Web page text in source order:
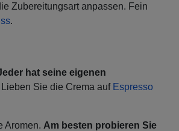
Zubereitungsart anpassen. Fein
.
hat seine eigenen
Lieben Sie die Crema auf Espresso
Aromen. Am besten probieren Sie